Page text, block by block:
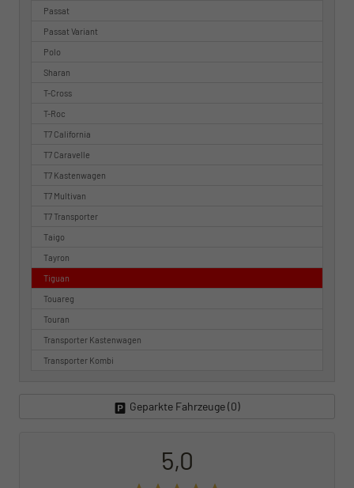
Passat
Passat Variant
Polo
Sharan
T-Cross
T-Roc
T7 California
T7 Caravelle
T7 Kastenwagen
T7 Multivan
T7 Transporter
Taigo
Tayron
Tiguan
Touareg
Touran
Transporter Kastenwagen
Transporter Kombi
Geparkte Fahrzeuge (0)
5,0